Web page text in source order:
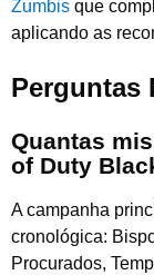
Zumbis que
aplicando as
Perguntas
Quantas
of Duty
A campanha
cronológica:
Procurados,